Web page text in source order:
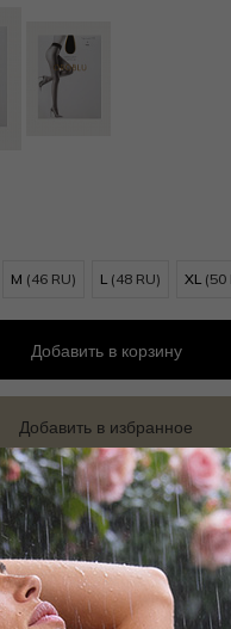
M (46 RU) L (48 RU) XL (50
Добавитьв корзину
Добавить в избранное
Забронировать в магазине